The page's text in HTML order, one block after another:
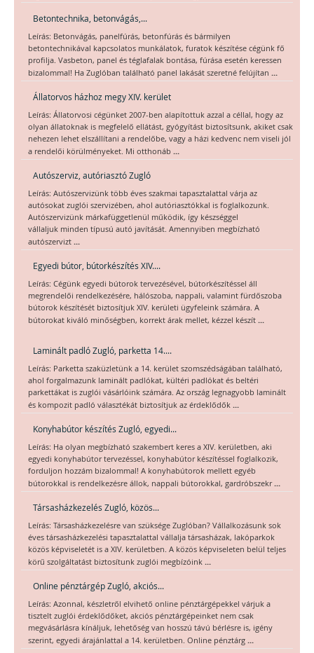
Betontechnika, betonvágás,...
Leírás: Betonvágás, panelfúrás, betonfúrás és bármilyen
betontechnikával kapcsolatos munkálatok, furatok készítése cégünk fő
profilja. Vasbeton, panel és téglafalak bontása, fúrása esetén keressen
bizalommal! Ha Zuglóban található panel lakását szeretné felújítan ...
Állatorvos házhoz megy XIV. kerület
Leírás: Állatorvosi cégünket 2007-ben alapítottuk azzal a céllal, hogy az
olyan állatoknak is megfelelő ellátást, gyógyítást biztosítsunk, akiket csak
nehezen lehet elszállítani a rendelőbe, vagy a házi kedvenc nem viseli jól
a rendelői körülményeket. Mi otthonáb ...
Autószerviz, autóriasztó Zugló
Leírás: Autószervizünk több éves szakmai tapasztalattal várja az
autósokat zuglói szervizében, ahol autóriasztókkal is foglalkozunk.
Autószervizünk márkafüggetlenül működik, így készséggel
vállaljuk minden típusú autó javítását. Amennyiben megbízható
autószervizt ...
Egyedi bútor, bútorkészítés XIV....
Leírás: Cégünk egyedi bútorok tervezésével, bútorkészítéssel áll
megrendelői rendelkezésére, hálószoba, nappali, valamint fürdőszoba
bútorok készítését biztosítjuk XIV. kerületi ügyfeleink számára. A
bútorokat kiváló minőségben, korrekt árak mellet, kézzel készít ...
Laminált padló Zugló, parketta 14....
Leírás: Parketta szaküzletünk a 14. kerület szomszédságában található,
ahol forgalmazunk laminált padlókat, kültéri padlókat és beltéri
parkettákat is zuglói vásárlóink számára. Az ország legnagyobb laminált
és kompozit padló választékát biztosítjuk az érdeklődők ...
Konyhabútor készítés Zugló, egyedi...
Leírás: Ha olyan megbízható szakembert keres a XIV. kerületben, aki
egyedi konyhabútor tervezéssel, konyhabútor készítéssel foglalkozik,
forduljon hozzám bizalommal! A konyhabútorok mellett egyéb
bútorokkal is rendelkezésre állok, nappali bútorokkal, gardróbszekr ...
Társasházkezelés Zugló, közös...
Leírás: Társasházkezelésre van szüksége Zuglóban? Vállalkozásunk sok
éves társasházkezelési tapasztalattal vállalja társasházak, lakóparkok
közös képviseletét is a XIV. kerületben. A közös képviseleten belül teljes
körű szolgáltatást biztosítunk zuglói megbízóink ...
Online pénztárgép Zugló, akciós...
Leírás: Azonnal, készletről elvihető online pénztárgépekkel várjuk a
tisztelt zuglói érdeklődőket, akciós pénztárgépeinket nem csak
megvásárlásra kínáljuk, lehetőség van hosszú távú bérlésre is, igény
szerint, egyedi árajánlattal a 14. kerületben. Online pénztárg ...